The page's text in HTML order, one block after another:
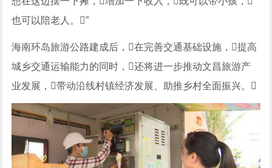
也可以陪老人。”
海南环岛旅游公路建成后，在完善交通基础设施，提高
城乡交通运输能力的同时，还将进一步推动文昌旅游产
业发展，带动沿线村镇经济发展、助推乡村全面振兴。